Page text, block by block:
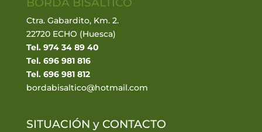
Ctra. Gabardito, Km. 2.
22720 ECHO (Huesca)
Tel. 974 34 89 40
Tel. 696 981 816
Tel. 696 981 812
bordabisaltico@hotmail.com
SITUACIÓN y CONTACTO